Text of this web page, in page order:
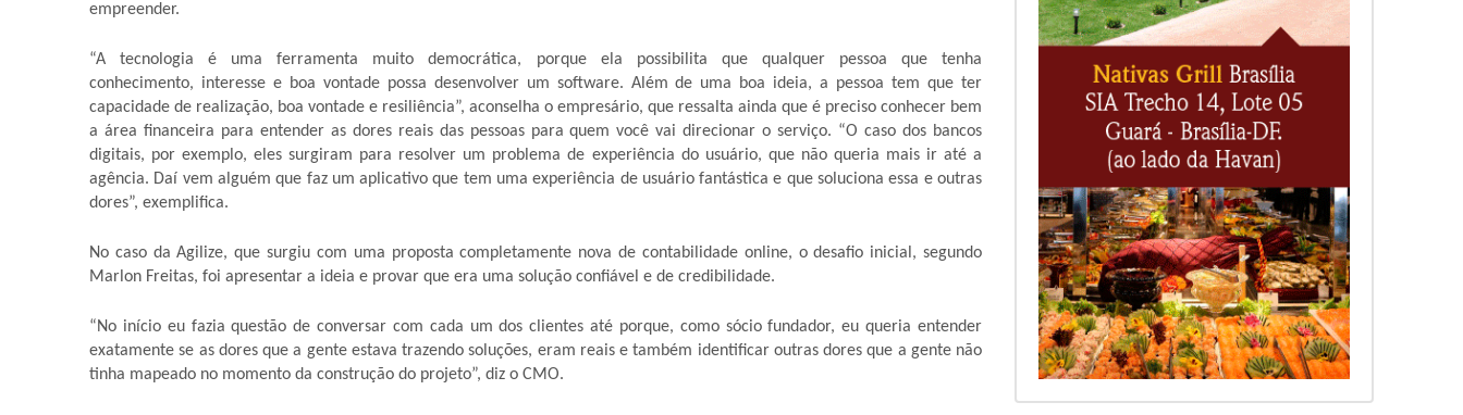
empreender.
“A tecnologia é uma ferramenta muito democrática, porque ela possibilita que qualquer pessoa que tenha
conhecimento, interesse e boa vontade possa desenvolver um software. Além de uma boa ideia, a pessoa tem que ter
capacidade de realização, boa vontade e resiliência”, aconselha o empresário, que ressalta ainda que é preciso conhecer bem
a área financeira para entender as dores reais das pessoas para quem você vai direcionar o serviço. “O caso dos bancos
digitais, por exemplo, eles surgiram para resolver um problema de experiência do usuário, que não queria mais ir até a
agência. Daí vem alguém que faz um aplicativo que tem uma experiência de usuário fantástica e que soluciona essa e outras
dores”, exemplifica.
No caso da Agilize, que surgiu com uma proposta completamente nova de contabilidade online, o desafio inicial, segundo
Marlon Freitas, foi apresentar a ideia e provar que era uma solução confiável e de credibilidade.
“No início eu fazia questão de conversar com cada um dos clientes até porque, como sócio fundador, eu queria entender
exatamente se as dores que a gente estava trazendo soluções, eram reais e também identificar outras dores que a gente não
tinha mapeado no momento da construção do projeto”, diz o CMO.